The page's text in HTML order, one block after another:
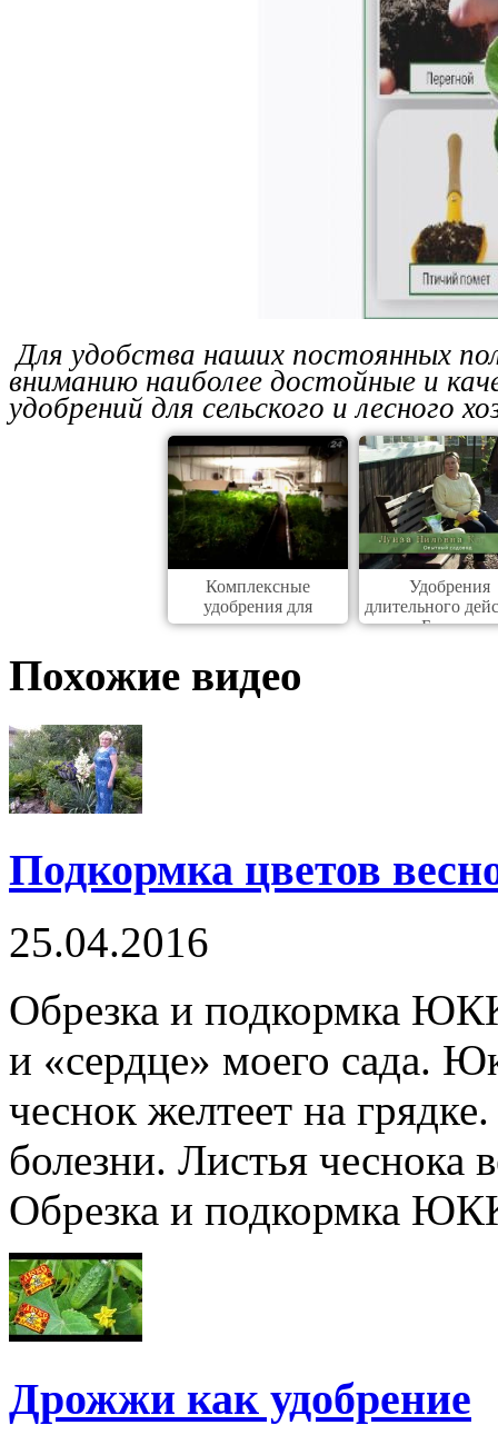
Для удобства наших постоянных
вниманию наиболее достойные и
удобрений для сельского и лесного
Комплексные
удобрения для
комнатных
Удобрения
длительного
Базакот
Похожие видео
Подкормка цветов
25.04.2016
Обрезка и подкормка
и «сердце» моего сада.
чеснок желтеет на
болезни. Листья чеснока
Обрезка и подкормка
Дрожжи как удобрение